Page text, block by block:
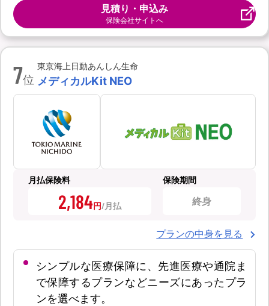
見積り・申込み
保険会社サイトへ
7位
東京海上日動あんしん生命
メディカルKit NEO
月払保険料
2,184円
保険期間
終身
プランの中身を見る
シンプルな医療保障に、先進医療や通院ま
で保障するプランなどニーズにあったプラ
ンを選べます。